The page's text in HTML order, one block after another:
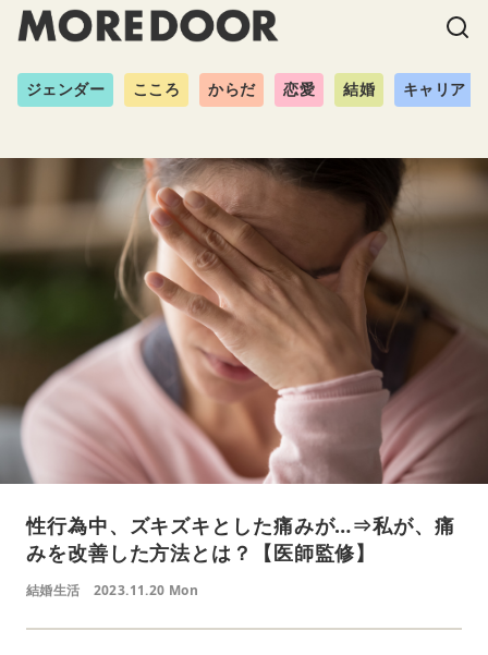
ジェンダー こころ からだ 恋愛 結婚 キャリア
性行為中、ズキズキとした痛みが…⇒私が、痛
みを改善した方法とは？【医師監修】
結婚生活 2023.11.20 Mon